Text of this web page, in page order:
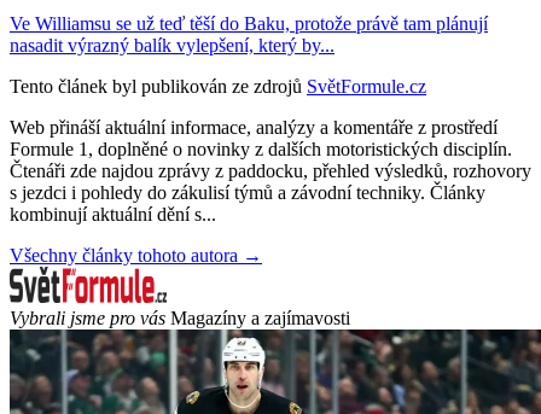
Ve Williamsu se už teď těší do Baku, protože právě tam plánují
nasadit výrazný balík vylepšení, který by...
Tento článek byl publikován ze zdrojů SvětFormule.cz
Web přináší aktuální informace, analýzy a komentáře z prostředí
Formule 1, doplněné o novinky z dalších motoristických disciplín.
Čtenáři zde najdou zprávy z paddocku, přehled výsledků, rozhovory
s jezdci i pohledy do zákulisí týmů a závodní techniky. Články
kombinují aktuální dění s...
Všechny články tohoto autora →
Vybrali jsme pro vás Magazíny a zajímavosti